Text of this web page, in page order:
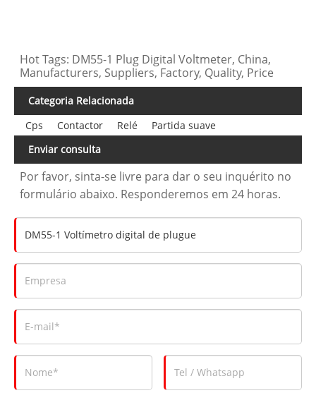
Hot Tags: DM55-1 Plug Digital Voltmeter, China,
Manufacturers, Suppliers, Factory, Quality, Price
Categoria Relacionada
Cps
Contactor Relé
Partida suave
Enviar consulta
Por favor, sinta-se livre para dar o seu inquérito no
formulário abaixo. Responderemos em 24 horas.